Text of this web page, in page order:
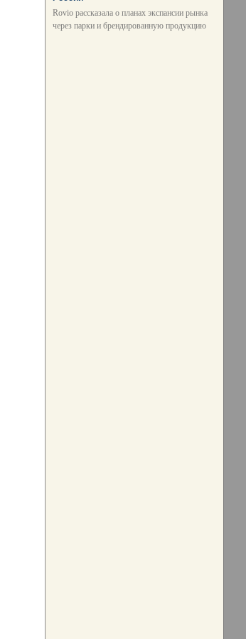
Rovio рассказала о планах экспансии рынка
через парки и брендированную продукцию